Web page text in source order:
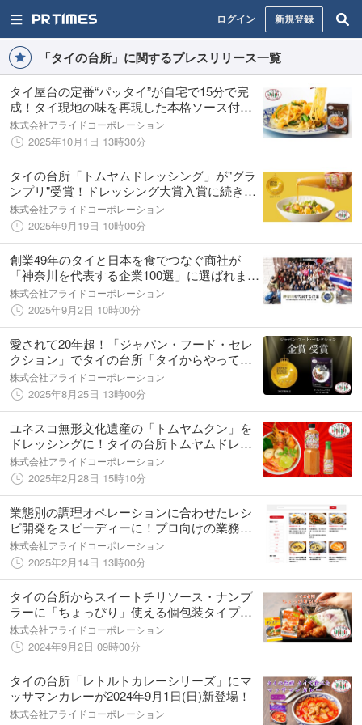
ログイン 新規登録
「タイの台所」に関するプレスリリース一覧
タイ屋台の定番“パッタイ”が自宅で15分で完
成！タイ現地の味を再現した本格ソース付き
の簡便手作りキットがタイの台所より2025年
10月1日(水)新登場！
株式会社アライドコーポレーション
2025年10月1日 13時30分
タイの台所「トムヤムドレッシング」が"グラ
ンプリ"受賞！ドレッシング大賞入賞に続きダ
ブル受賞の快挙！
株式会社アライドコーポレーション
2025年9月19日 10時00分
創業49年のタイと日本を食でつなぐ商社が
「神奈川を代表する企業100選」に選ばれまし
た
株式会社アライドコーポレーション
2025年9月2日 10時00分
愛されて20年超！「ジャパン・フード・セレ
クション」でタイの台所「タイからやってき
た ガパオ炒めの素」が金賞受賞！
株式会社アライドコーポレーション
2025年8月25日 13時00分
ユネスコ無形文化遺産の「トムヤムクン」を
ドレッシングに！タイの台所トムヤムドレッ
シングが2025年3月3日(月)新登場！
株式会社アライドコーポレーション
2025年2月28日 15時10分
業態別の調理オペレーションに合わせたレシ
ピ開発をスピーディーに！プロ向けの業務用
エスニックレシピページを公開！
株式会社アライドコーポレーション
2025年2月14日 13時00分
タイの台所からスイートチリソース・ナンプ
ラーに「ちょっぴり」使える個包装タイプが
2024年9月1日(日)新登場！
株式会社アライドコーポレーション
2024年9月2日 09時00分
タイの台所「レトルトカレーシリーズ」にマ
ッサマンカレーが2024年9月1日(日)新登場！
株式会社アライドコーポレーション